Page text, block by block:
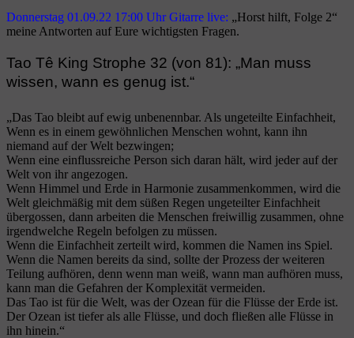
Donnerstag 01.09.22 17:00 Uhr Gitarre live: „Horst hilft, Folge 2“
meine Antworten auf Eure wichtigsten Fragen.
Tao Tê King Strophe 32 (von 81): „Man muss
wissen, wann es genug ist.“
„Das Tao bleibt auf ewig unbenennbar. Als ungeteilte Einfachheit,
Wenn es in einem gewöhnlichen Menschen wohnt, kann ihn
niemand auf der Welt bezwingen;
Wenn eine einflussreiche Person sich daran hält, wird jeder auf der
Welt von ihr angezogen.
Wenn Himmel und Erde in Harmonie zusammenkommen, wird die
Welt gleichmäßig mit dem süßen Regen ungeteilter Einfachheit
übergossen, dann arbeiten die Menschen freiwillig zusammen, ohne
irgendwelche Regeln befolgen zu müssen.
Wenn die Einfachheit zerteilt wird, kommen die Namen ins Spiel.
Wenn die Namen bereits da sind, sollte der Prozess der weiteren
Teilung aufhören, denn wenn man weiß, wann man aufhören muss,
kann man die Gefahren der Komplexität vermeiden.
Das Tao ist für die Welt, was der Ozean für die Flüsse der Erde ist.
Der Ozean ist tiefer als alle Flüsse, und doch fließen alle Flüsse in
ihn hinein.“